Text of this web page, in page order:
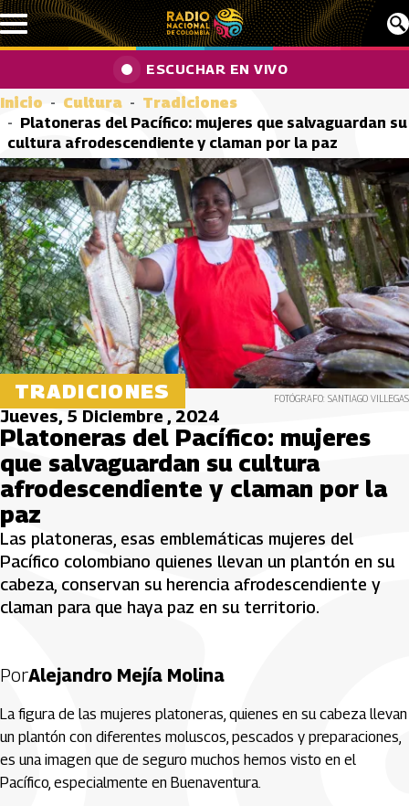
Pasar al contenido principal
ESCUCHAR EN VIVO
Inicio Cultura
Tradiciones
Platoneras del Pacífico: mujeres que salvaguardan su
cultura afrodescendiente y claman por la paz
TRADICIONES FOTÓGRAFO: SANTIAGO VILLEGAS
Jueves, 5 Diciembre , 2024
Platoneras del Pacífico: mujeres
que salvaguardan su cultura
afrodescendiente y claman por la
paz
Las platoneras, esas emblemáticas mujeres del
Pacífico colombiano quienes llevan un plantón en su
cabeza, conservan su herencia afrodescendiente y
claman para que haya paz en su territorio.
PorAlejandro Mejía Molina
La figura de las mujeres platoneras, quienes en su cabeza llevan
un plantón con diferentes moluscos, pescados y preparaciones,
es una imagen que de seguro muchos hemos visto en el
Pacífico, especialmente en Buenaventura.